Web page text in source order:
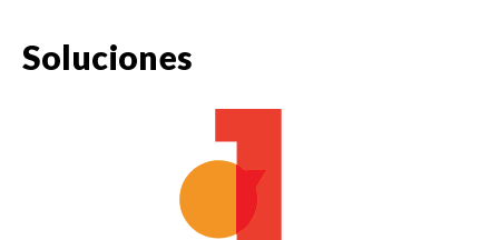
Soluciones